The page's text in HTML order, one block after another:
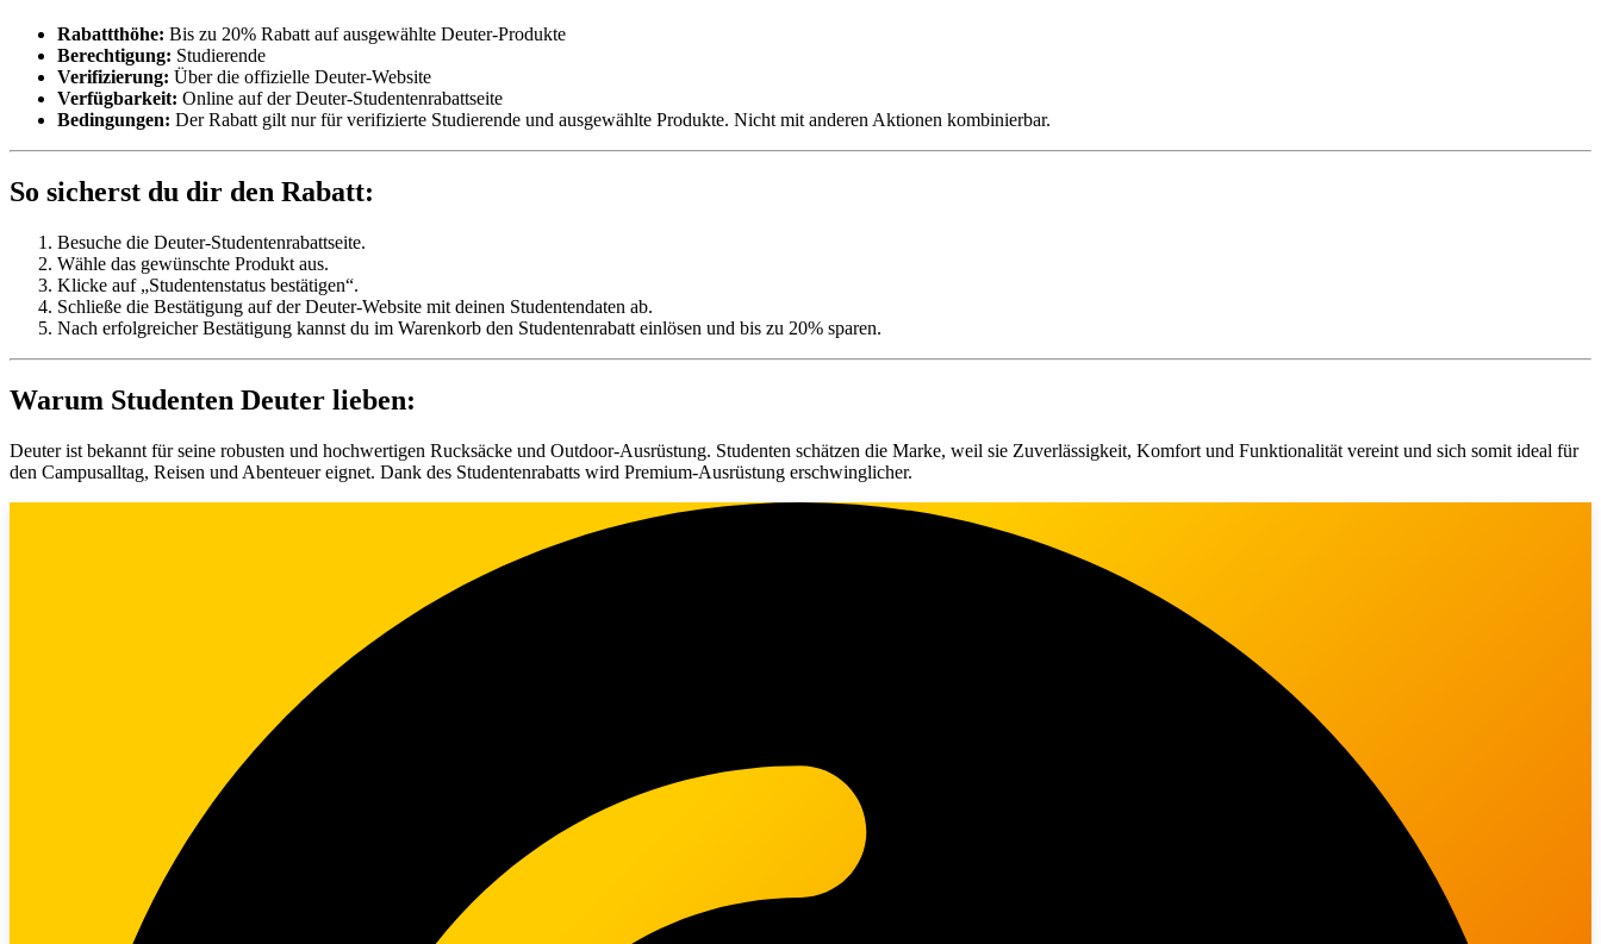
Rabattthöhe: Bis zu 20% Rabatt auf ausgewählte Deuter-Produkte
Berechtigung: Studierende
Verifizierung: Über die offizielle Deuter-Website
Verfügbarkeit: Online auf der Deuter-Studentenrabattseite
Bedingungen: Der Rabatt gilt nur für verifizierte Studierende und ausgewählte Produkte. Nicht mit anderen Aktionen kombinierbar.
So sicherst du dir den Rabatt:
Besuche die Deuter-Studentenrabattseite.
Wähle das gewünschte Produkt aus.
Klicke auf „Studentenstatus bestätigen“.
Schließe die Bestätigung auf der Deuter-Website mit deinen Studentendaten ab.
Nach erfolgreicher Bestätigung kannst du im Warenkorb den Studentenrabatt einlösen und bis zu 20% sparen.
Warum Studenten Deuter lieben:
Deuter ist bekannt für seine robusten und hochwertigen Rucksäcke und Outdoor-Ausrüstung. Studenten schätzen die Marke, weil sie Zuverlässigkeit, Komfort und Funktionalität vereint und sich somit ideal für
den Campusalltag, Reisen und Abenteuer eignet. Dank des Studentenrabatts wird Premium-Ausrüstung erschwinglicher.